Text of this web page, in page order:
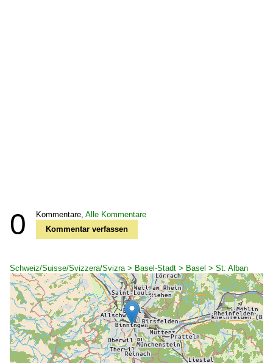
0 Kommentare, Alle Kommentare
Kommentar verfassen
Schweiz/Suisse/Svizzera/Svizra > Basel-Stadt > Basel > St. Alban